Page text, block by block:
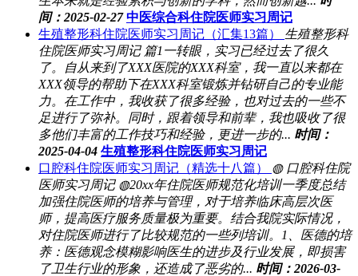
间：2025-02-27 中医综合科住院医师实习周记
生殖整形科住院医师实习周记（汇集13篇）
生殖整形科
住院医师实习周记 篇1一转眼，实习已经过去了很久
了。自从来到了XXX医院的XXX科室，我一直以来都在
XXX领导的帮助下在XXX科室锻炼并钻研自己的专业能
力。在工作中，我收获了很多经验，也对过去的一些不
足进行了弥补。同时，跟着领导和前辈，我也吸收了很
多他们丰富的工作技巧和经验，更进一步的... 时间：
2025-04-04 生殖整形科住院医师实习周记
口腔科住院医师实习周记（精选十八篇）
◍ 口腔科住院
医师实习周记 ◍20xx年住院医师规范化培训一季度总结
加强住院医师的培养与管理，对于培养临床高层次医
师，提高医疗服务质量极为重要。结合我院实际情况，
对住院医师进行了比较规范的一些列培训。1、医德的培
养：医德观念模糊影响医生的进步及行业发展，即损害
了卫生行业的形象，还造成了恶劣的... 时间：2026-03-